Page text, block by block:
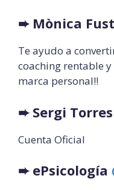
➨ Mònica
Te ayudo a
coaching rentable
marca personal!!
➨ Sergi
Cuenta Oficial
➨ ePsicología